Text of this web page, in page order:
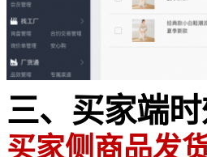
三、买家端
买家侧商品发